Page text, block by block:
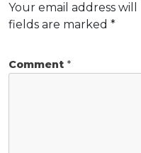
Your email address
fields are marked *
Comment *